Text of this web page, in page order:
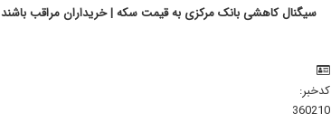
سیگنال کاهشی بانک مرکزی به قیمت سکه | خریداران مراقب باشند
کدخبر:
360210